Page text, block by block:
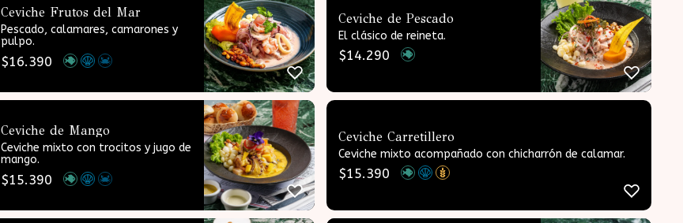
Ceviche Frutos del Mar
Pescado, calamares, camarones y
pulpo.
$16.390
Ceviche de Pescado
El clásico de reineta.
$14.290
Ceviche de Mango
Ceviche mixto con trocitos y jugo de
mango.
$15.390
Ceviche Carretillero
Ceviche mixto acompañado con chicharrón de calamar.
$15.390